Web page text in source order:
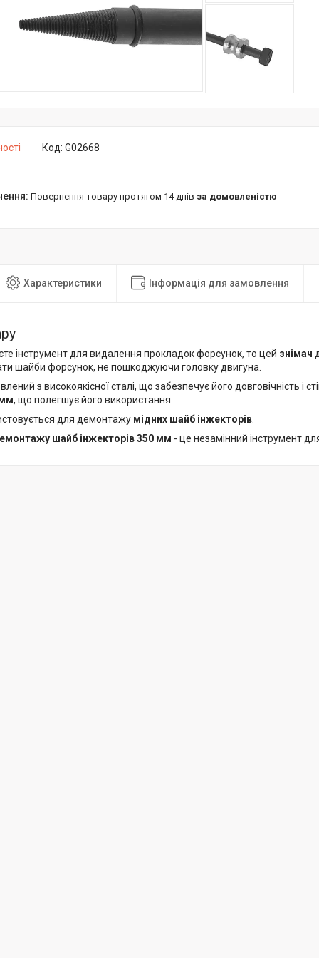
Код: G02668
повернення товару протягом 14 днів за домовленістю
Характеристики Інформація для замовлення
інструмент для видалення прокладок форсунок, то цей знімач
шайби форсунок, не пошкоджуючи головку двигуна.
з високоякісної сталі, що забезпечує його довговічність і
, що полегшує його використання.
для демонтажу мідних шайб інжекторів
шайб інжекторів350 мм - це незамінний інструмент